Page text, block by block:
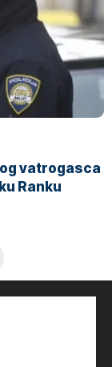
vatrogasca
Ranku